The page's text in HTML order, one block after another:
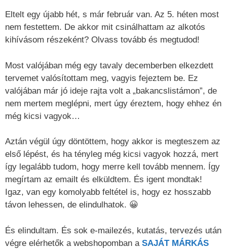
Eltelt egy újabb hét, s már február van. Az 5. héten most
nem festettem. De akkor mit csinálhattam az alkotós
kihívásom részeként? Olvass tovább és megtudod!
Most valójában még egy tavaly decemberben elkezdett
tervemet valósítottam meg, vagyis fejeztem be. Ez
valójában már jó ideje rajta volt a „bakancslistámon”, de
nem mertem meglépni, mert úgy éreztem, hogy ehhez én
még kicsi vagyok…
Aztán végül úgy döntöttem, hogy akkor is megteszem az
első lépést, és ha tényleg még kicsi vagyok hozzá, mert
így legalább tudom, hogy merre kell tovább mennem. Így
megírtam az emailt és elküldtem. És igent mondtak!
Igaz, van egy komolyabb feltétel is, hogy ez hosszabb
távon lehessen, de elindulhatok. 😀
És elindultam. És sok e-mailezés, kutatás, tervezés után
végre elérhetők a webshopomban a SAJÁT MÁRKÁS